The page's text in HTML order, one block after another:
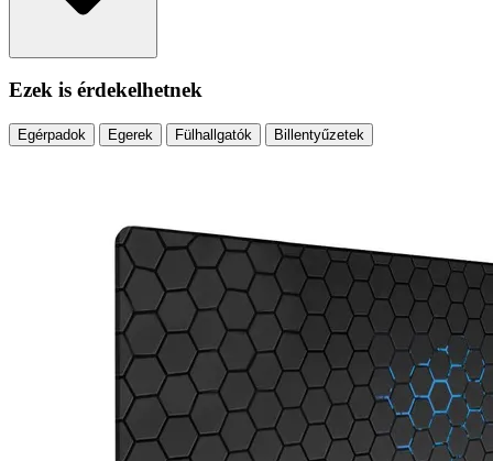
Ezek is érdekelhetnek
Egérpadok Egerek Fülhallgatók Billentyűzetek